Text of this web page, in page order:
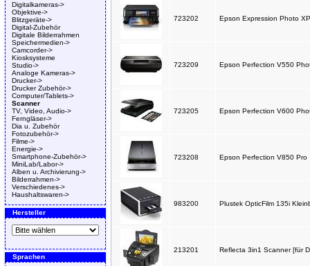
Digitalkameras->
Objektive->
Blitzgeräte->
Digital-Zubehör
Digitale Bilderrahmen
Speichermedien->
Camcorder->
Kiosksysteme
Studio->
Analoge Kameras->
Drucker->
Drucker Zubehör->
Computer/Tablets->
Scanner
TV, Video, Audio->
Ferngläser->
Dia u. Zubehör
Fotozubehör->
Filme->
Energie->
Smartphone-Zubehör->
MiniLab/Labor->
Alben u. Archivierung->
Bilderrahmen->
Verschiedenes->
Haushaltswaren->
Hersteller
Sprachen
723202 Epson Expression Photo
723209 Epson Perfection V550
723205 Epson Perfection V600
723208 Epson Perfection V850 Pro
983200 Plustek OpticFilm 135i
213201 Reflecta 3in1 Scanner [für